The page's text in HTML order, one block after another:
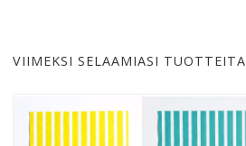
VIIMEKSI SELAAMIASI TUOTTEITA